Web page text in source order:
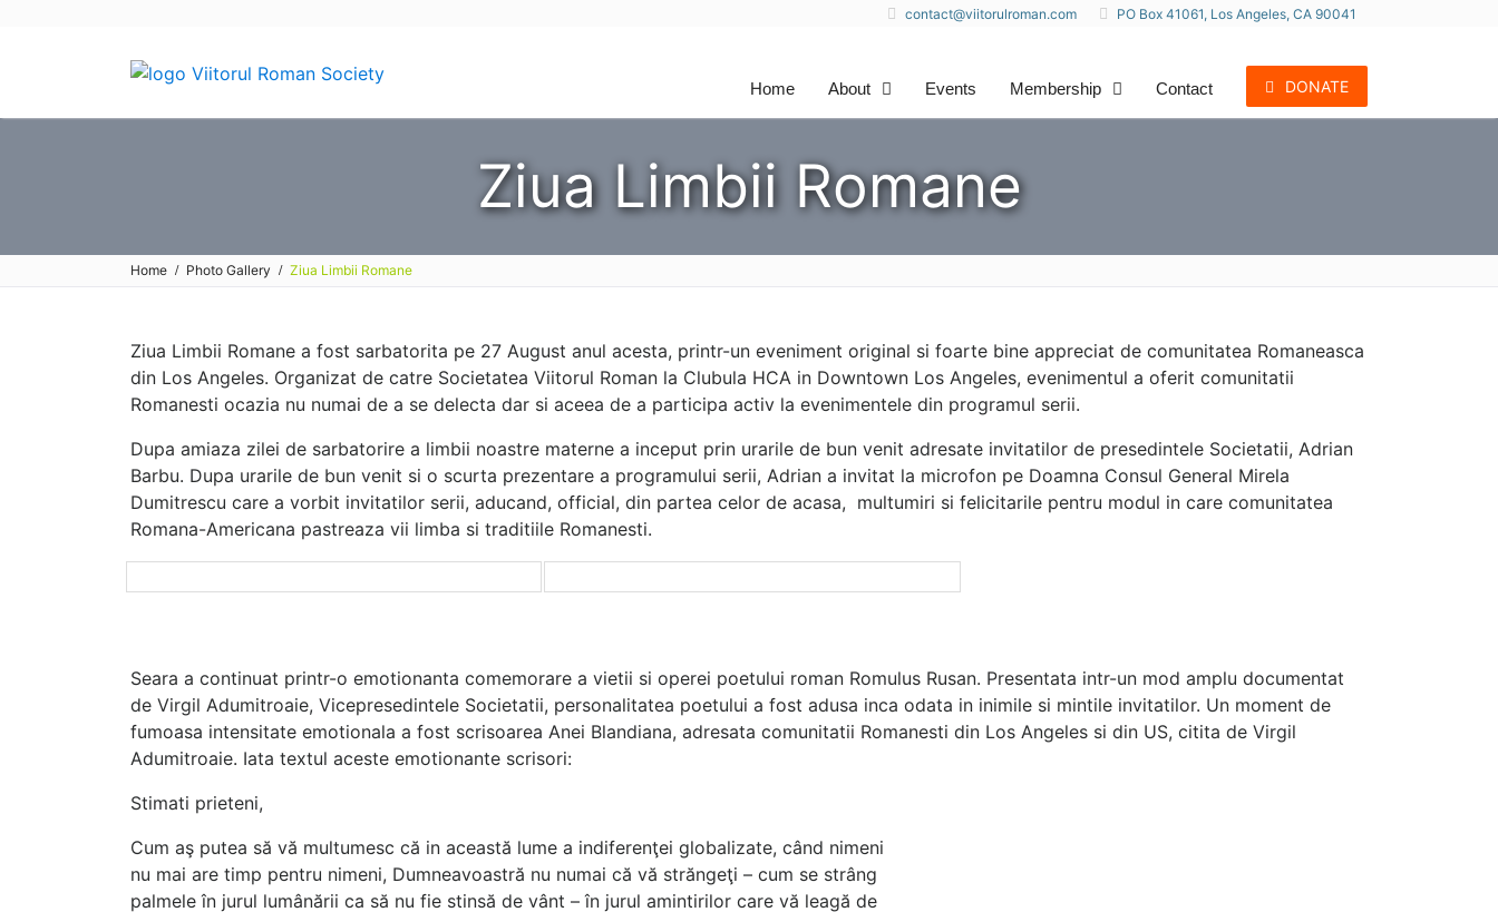
contact@viitorulroman.com PO Box 41061, Los Angeles, CA 90041
Home About Events Membership Contact DONATE
Ziua Limbii Romane
Home Photo Gallery Ziua Limbii Romane
Ziua Limbii Romane a fost sarbatorita pe 27 August anul acesta, printr-un eveniment original si foarte bine appreciat de comunitatea Romaneasca
din Los Angeles. Organizat de catre Societatea Viitorul Roman la Clubula HCA in Downtown Los Angeles, evenimentul a oferit comunitatii
Romanesti ocazia nu numai de a se delecta dar si aceea de a participa activ la evenimentele din programul serii.
Dupa amiaza zilei de sarbatorire a limbii noastre materne a inceput prin urarile de bun venit adresate invitatilor de presedintele Societatii, Adrian
Barbu. Dupa urarile de bun venit si o scurta prezentare a programului serii, Adrian a invitat la microfon pe Doamna Consul General Mirela
Dumitrescu care a vorbit invitatilor serii, aducand, official, din partea celor de acasa, multumiri si felicitarile pentru modul in care comunitatea
Romana-Americana pastreaza vii limba si traditiile Romanesti.
Seara a continuat printr-o emotionanta comemorare a vietii si operei poetului roman Romulus Rusan. Presentata intr-un mod amplu documentat
de Virgil Adumitroaie, Vicepresedintele Societatii, personalitatea poetului a fost adusa inca odata in inimile si mintile invitatilor. Un moment de
fumoasa intensitate emotionala a fost scrisoarea Anei Blandiana, adresata comunitatii Romanesti din Los Angeles si din US, citita de Virgil
Adumitroaie. Iata textul aceste emotionante scrisori:
Stimati prieteni,
Cum aş putea să vă multumesc că in această lume a indiferenţei globalizate, când nimeni
nu mai are timp pentru nimeni, Dumneavoastră nu numai că vă străngeţi – cum se strâng
palmele în jurul lumânării ca să nu fie stinsă de vânt – în jurul amintirilor care vă leagă de